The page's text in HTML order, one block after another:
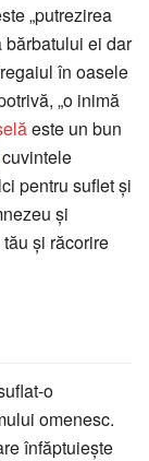
„putrezirea
bărbatului ei dar
în oasele
„o inimă
este un bun
pentru suflet şi
şi
şi răcorire
o
omenesc.
înfăptuieşte